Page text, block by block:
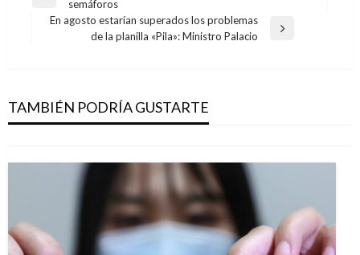
entradas
Entrada
anterior
semáforos
En agosto estarían superados los problemas
de la planilla «Pila»: Ministro Palacio
TAMBIÉN PODRÍA GUSTARTE
paros cívicos en Buenaventura y Chocó
Ariel Cabrera martes mayo 23, 2017